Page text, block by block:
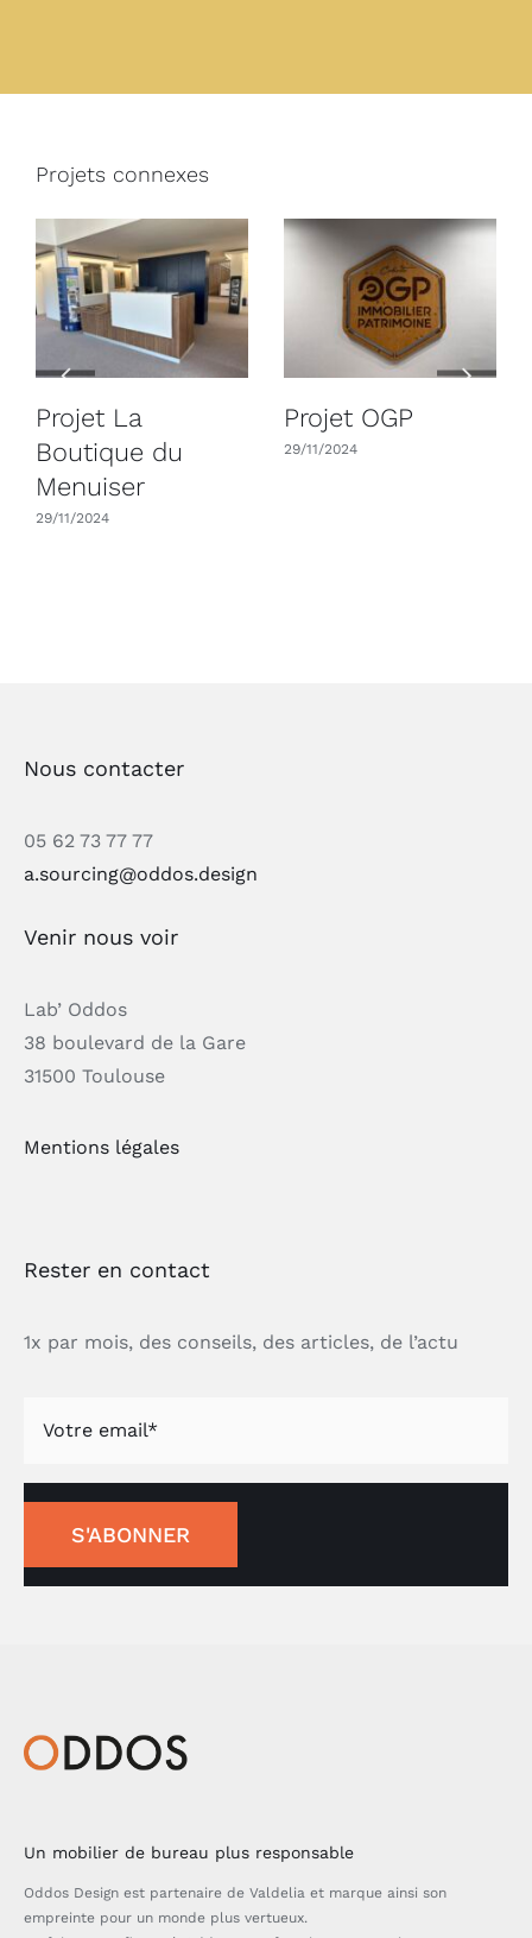
Projets connexes
Projet La
Boutique du
Menuiser
29/11/2024
Projet OGP
29/11/2024
Nous contacter
05 62 73 77 77
a.sourcing@oddos.design
Venir nous voir
Lab’ Oddos
38 boulevard de la Gare
31500 Toulouse
Mentions légales
Rester en contact
1x par mois, des conseils, des articles, de l’actu
S'ABONNER
Un mobilier de bureau plus responsable
Oddos Design est partenaire de Valdelia et marque ainsi son
empreinte pour un monde plus vertueux.